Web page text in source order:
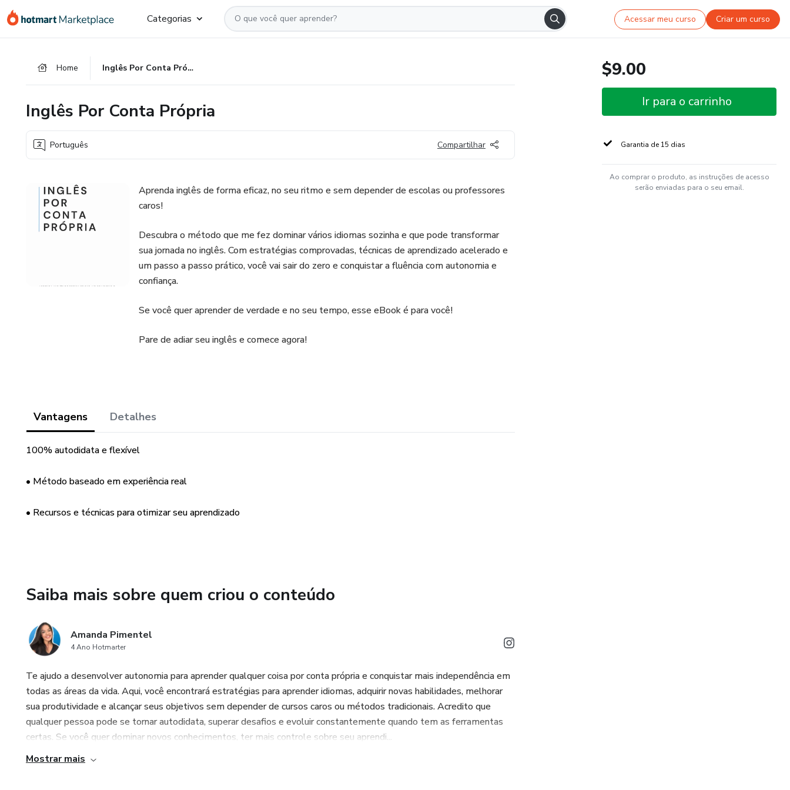
para
para
para
Categorias Acessar meu curso Criar um curso
Home Inglês Por Conta Própria
Inglês Por Conta Própria
Português Compartilhar
Aprenda inglês de forma eficaz, no seu ritmo e sem depender de escolas ou professores
caros!
Descubra o método que me fez dominar vários idiomas sozinha e que pode transformar
sua jornada no inglês. Com estratégias comprovadas, técnicas de aprendizado acelerado e
um passo a passo prático, você vai sair do zero e conquistar a fluência com autonomia e
confiança.
Se você quer aprender de verdade e no seu tempo, esse eBook é para você!
Pare de adiar seu inglês e comece agora!
Vantagens Detalhes
100% autodidata e flexível
• Método baseado em experiência real
• Recursos e técnicas para otimizar seu aprendizado
Saiba mais sobre quem criou o conteúdo
Amanda Pimentel
4 Ano Hotmarter
Te ajudo a desenvolver autonomia para aprender qualquer coisa por conta própria e conquistar mais independência em
todas as áreas da vida. Aqui, você encontrará estratégias para aprender idiomas, adquirir novas habilidades, melhorar
sua produtividade e alcançar seus objetivos sem depender de cursos caros ou métodos tradicionais. Acredito que
qualquer pessoa pode se tornar autodidata, superar desafios e evoluir constantemente quando tem as ferramentas
certas. Se você quer dominar novos conhecimentos, ter mais controle sobre seu aprendi...
Mostrar mais
$9.00
Ir para o carrinho
Garantia de 15 dias
Ao comprar o produto, as instruções de acesso
serão enviadas para o seu email.